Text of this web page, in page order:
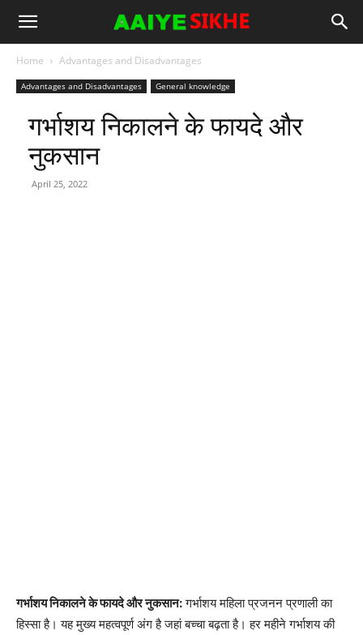
Home Advantages and Disadvantages
Advantages and Disadvantages General knowledge
गर्भाशय निकालने के फायदे और
नुकसान
April 25, 2022
गर्भाशय निकालने के फायदे और नुकसान:गर्भाशय महिला प्रजनन प्रणाली का
हिस्सा है। यह मुख्य महत्वपूर्ण अंग है जहां बच्चा बढ़ता है। हर महीने गर्भाशय की